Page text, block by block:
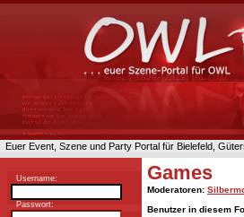
Euer Event, Szene und Party Portal für Bielefeld,
Username:
Passwort:
Games
Moderatoren:
Benutzer in diesem